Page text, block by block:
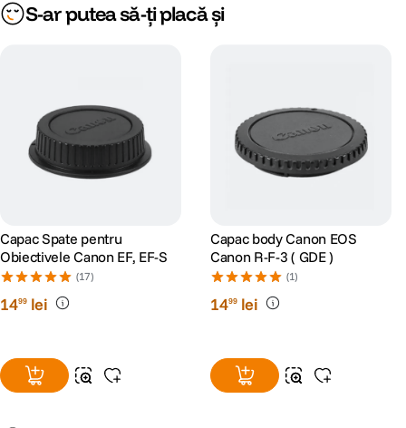
S-ar putea să-ți placă și
Capac Spate pentru
Obiectivele Canon EF, EF-S
(17)
1499 lei
Capac body Canon EOS
Canon R-F-3 ( GDE )
(1)
1499 lei